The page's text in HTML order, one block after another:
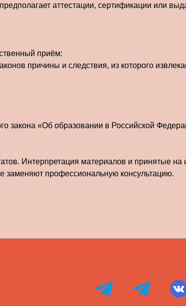
аттестации, сертификации или
приём:
причины и следствия, из которого
закона «Об образовании в Российской
Интерпретация материалов и принятые на
заменяют профессиональную консультацию.